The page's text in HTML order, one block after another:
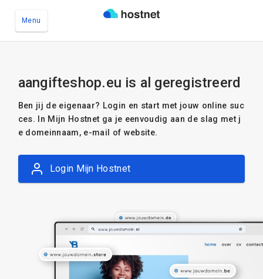
Menu
aangifteshop.eu is al geregistreerd
Ben jij de eigenaar? Login en start met jouw online suc
ces. In Mijn Hostnet ga je eenvoudig aan de slag met j
e domeinnaam, e-mail of website.
Login Mijn Hostnet